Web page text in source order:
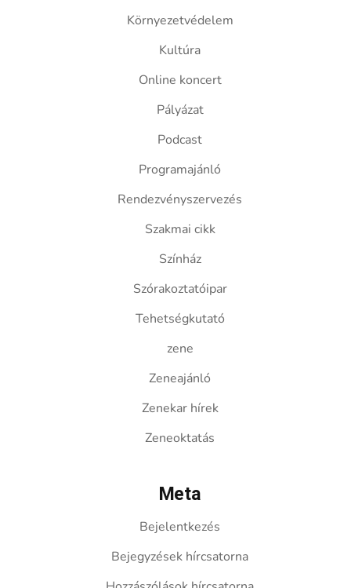
Környezetvédelem
Kultúra
Online koncert
Pályázat
Podcast
Programajánló
Rendezvényszervezés
Szakmai cikk
Színház
Szórakoztatóipar
Tehetségkutató
zene
Zeneajánló
Zenekar hírek
Zeneoktatás
Meta
Bejelentkezés
Bejegyzések hírcsatorna